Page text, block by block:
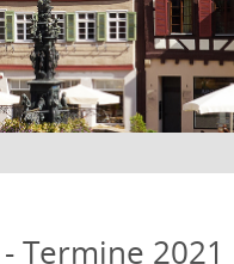
Termine 2021